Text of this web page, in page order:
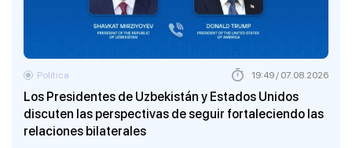
Los Presidentes de Uzbekistán y Estados Unidos
discuten las perspectivas de seguir fortaleciendo las
relaciones bilaterales
Política 19:49 / 07.08.2026